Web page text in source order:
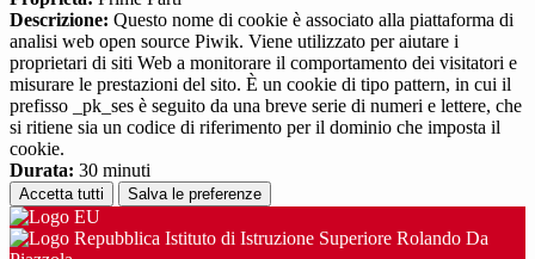
Descrizione: Questo nome di cookie è associato alla piattaforma di
analisi web open source Piwik. Viene utilizzato per aiutare i
proprietari di siti Web a monitorare il comportamento dei visitatori e
misurare le prestazioni del sito. È un cookie di tipo pattern, in cui il
prefisso _pk_ses è seguito da una breve serie di numeri e lettere, che
si ritiene sia un codice di riferimento per il dominio che imposta il
cookie.
Durata: 30 minuti
Accetta tutti Salva le preferenze
Istituto di Istruzione Superiore Rolando Da